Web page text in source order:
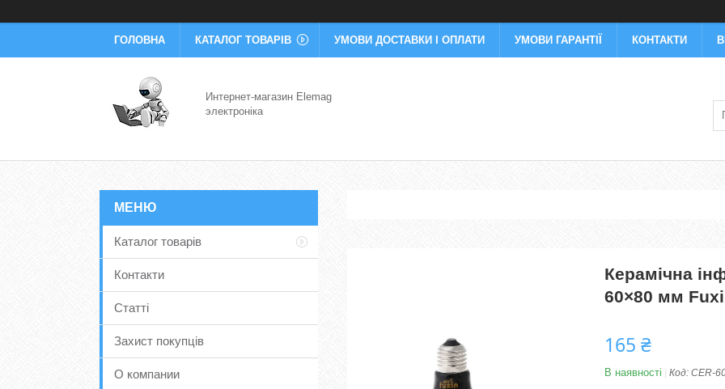
ГОЛОВНА КАТАЛОГ ТОВАРІВ УМОВИ ДОСТАВКИ І ОПЛАТИ УМОВИ ГАРАНТІЇ КОНТАКТИ
Интернет-магазин Elemag
электроніка
Керамічна
60×80 мм
165 ₴
В наявності Код: CER-
Каталог товарів
Контакти
Статті
Захист покупців
О компании